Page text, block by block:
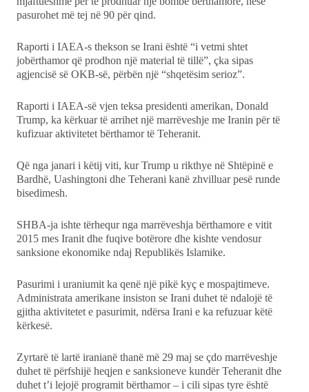
pasurohet më tej në 90 për qind.
Raporti i IAEA-s thekson se Irani është “i vetmi shtet
jobërthamor që prodhon një material të tillë”, çka sipas
agjencisë së OKB-së, përbën një “shqetësim serioz”.
Raporti i IAEA-së vjen teksa presidenti amerikan, Donald
Trump, ka kërkuar të arrihet një marrëveshje me Iranin për të
kufizuar aktivitetet bërthamor të Teheranit.
Që nga janari i këtij viti, kur Trump u rikthye në Shtëpinë e
Bardhë, Uashingtoni dhe Teherani kanë zhvilluar pesë runde
bisedimesh.
SHBA-ja ishte tërhequr nga marrëveshja bërthamore e vitit
2015 mes Iranit dhe fuqive botërore dhe kishte vendosur
sanksione ekonomike ndaj Republikës Islamike.
Pasurimi i uraniumit ka qenë një pikë kyç e mospajtimeve.
Administrata amerikane insiston se Irani duhet të ndalojë të
gjitha aktivitetet e pasurimit, ndërsa Irani e ka refuzuar këtë
kërkesë.
Zyrtarë të lartë iranianë thanë më 29 maj se çdo marrëveshje
duhet të përfshijë heqjen e sanksioneve kundër Teheranit dhe
duhet t’i lejojë programit bërthamor – i cili sipas tyre është